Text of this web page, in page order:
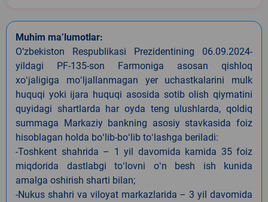
Muhim ma’lumotlar:
O‘zbekiston Respublikasi Prezidentining 06.09.2024-
yildagi PF-135-son Farmoniga asosan qishloq
xoʻjaligiga moʻljallanmagan yer uchastkalarini mulk
huquqi yoki ijara huquqi asosida sotib olish qiymatini
quyidagi shartlarda har oyda teng ulushlarda, qoldiq
summaga Markaziy bankning asosiy stavkasida foiz
hisoblagan holda boʻlib-boʻlib toʻlashga beriladi:
-Toshkent shahrida – 1 yil davomida kamida 35 foiz
miqdorida dastlabgi toʻlovni oʻn besh ish kunida
amalga oshirish sharti bilan;
-Nukus shahri va viloyat markazlarida – 3 yil davomida